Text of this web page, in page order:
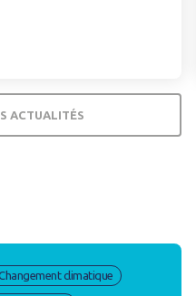
ACTUALITÉS
climatique